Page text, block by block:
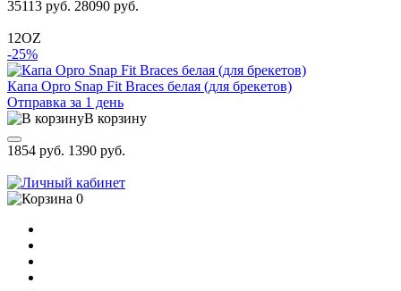
35113 руб. 28090 руб.
12OZ
-25%
Капа Opro Snap Fit Braces белая (для брекетов)
Отправка за 1 день
В корзину
1854 руб. 1390 руб.
0